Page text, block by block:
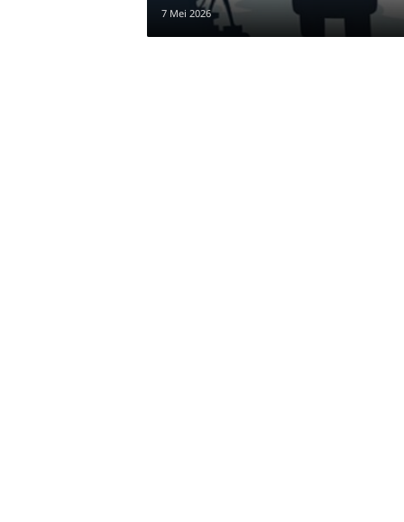
7 Mei 2026